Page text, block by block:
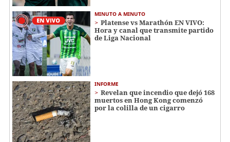
MINUTO A MINUTO
Platense vs Marathón EN VIVO:
Hora y canal que transmite partido
de Liga Nacional
INFORME
Revelan que incendio que dejó 168
muertos en Hong Kong comenzó
por la colilla de un cigarro